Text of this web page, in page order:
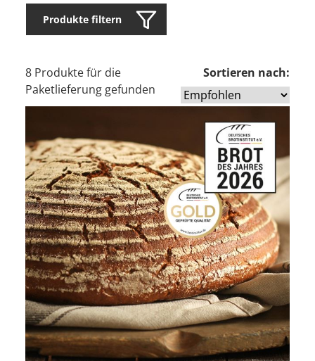
Produkte filtern
8 Produkte für die
Paketlieferung gefunden
Sortieren nach: